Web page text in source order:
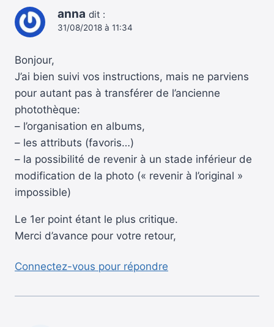
anna dit :
31/08/2018 à 11:34
Bonjour,
J’ai bien suivi vos instructions, mais ne parviens
pour autant pas à transférer de l’ancienne
photothèque:
– l’organisation en albums,
– les attributs (favoris…)
– la possibilité de revenir à un stade inférieur de
modification de la photo (« revenir à l’original »
impossible)
Le 1er point étant le plus critique.
Merci d’avance pour votre retour,
Connectez-vous pour répondre